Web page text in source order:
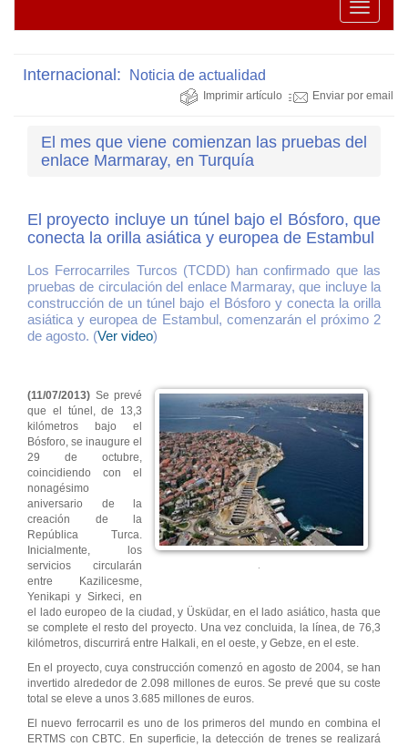
Toggle
Internacional: Noticia de actualidad
Imprimir artículo Enviar por email
El mes que viene comienzan las pruebas del
enlace Marmaray, en Turquía
El proyecto incluye un túnel bajo el Bósforo, que
conecta la orilla asiática y europea de Estambul
Los Ferrocarriles Turcos (TCDD) han confirmado que las
pruebas de circulación del enlace Marmaray, que incluye la
construcción de un túnel bajo el Bósforo y conecta la orilla
asiática y europea de Estambul, comenzarán el próximo 2
de agosto. (Ver video)
.
(11/07/2013) Se prevé
que el túnel, de 13,3
kilómetros bajo el
Bósforo, se inaugure el
29 de octubre,
coincidiendo con el
nonagésimo
aniversario de la
creación de la
República Turca.
Inicialmente, los
servicios circularán
entre Kazilicesme,
Yenikapi y Sirkeci, en
el lado europeo de la ciudad, y Üsküdar, en el lado asiático, hasta que
se complete el resto del proyecto. Una vez concluida, la línea, de 76,3
kilómetros, discurrirá entre Halkali, en el oeste, y Gebze, en el este.
En el proyecto, cuya construcción comenzó en agosto de 2004, se han
invertido alrededor de 2.098 millones de euros. Se prevé que su coste
total se eleve a unos 3.685 millones de euros.
El nuevo ferrocarril es uno de los primeros del mundo en combina el
ERTMS con CBTC. En superficie, la detección de trenes se realizará